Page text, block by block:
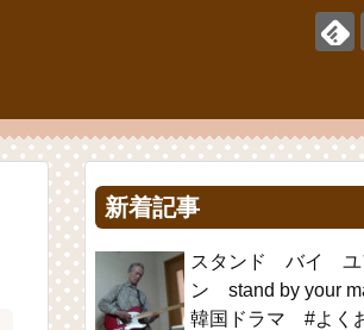
新着記事
スタンド バイ
ン stand by your
韓国ドラマ #よく